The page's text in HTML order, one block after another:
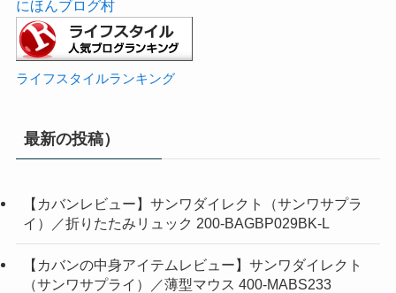
にほんブログ村
ライフスタイルランキング
最新の投稿）
【カバンレビュー】サンワダイレクト（サンワサプラ
イ）／折りたたみリュック 200-BAGBP029BK-L
【カバンの中身アイテムレビュー】サンワダイレクト
（サンワサプライ）／薄型マウス 400-MABS233